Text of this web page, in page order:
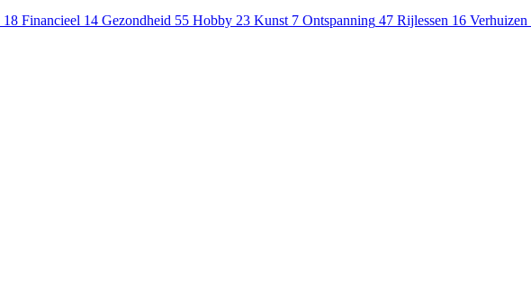
18 Financieel 14 Gezondheid 55 Hobby 23 Kunst 7 Ontspanning 47 Rijlessen 16 Verhuizen